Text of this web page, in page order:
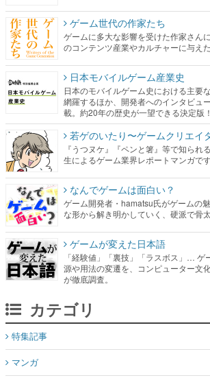
ゲーム世代の作家たち
ゲームに多大な影響を受けた作家さん
のコンテンツ産業やカルチャーに与え
日本モバイルゲーム産業史
日本のモバイルゲーム史における主要
網羅するほか、開発者へのインタビュ
載。約20年の歴史が一望できる決定版！
若ゲのいたり〜ゲームクリエイ
『うつヌケ』『ペンと箸』等で知られ
生によるゲーム業界レポートマンガです
なんでゲームは面白い？
ゲーム開発者・hamatsu氏がゲームの
な形から解き明かしていく、硬派で骨
ゲームが変えた日本語
「経験値」「裏技」「ラスボス」… ゲ
源や用法の変遷を、コンピューター文
が徹底調査。
カテゴリ
特集記事
マンガ